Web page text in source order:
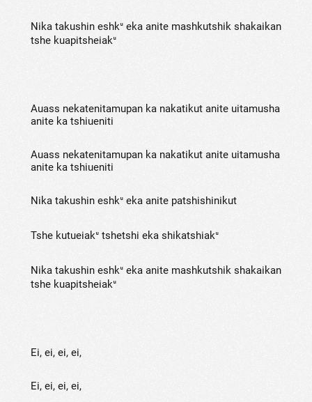
Nika takushin eshkᵘ eka anite mashkutshik shakaikan
tshe kuapitsheiakᵘ
Auass nekatenitamupan ka nakatikut anite uitamusha
anite ka tshiueniti
Auass nekatenitamupan ka nakatikut anite uitamusha
anite ka tshiueniti
Nika takushin eshkᵘ eka anite patshishinikut
Tshe kutueiakᵘ tshetshi eka shikatshiakᵘ
Nika takushin eshkᵘ eka anite mashkutshik shakaikan
tshe kuapitsheiakᵘ
Ei, ei, ei, ei,
Ei, ei, ei, ei,